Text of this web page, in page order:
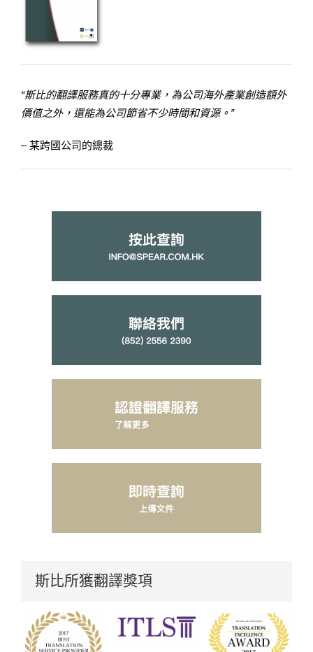
“斯比的翻譯服務真的十分專業，為公司海外產業創造額外
價值之外，還能為公司節省不少時間和資源。”
– 某跨國公司的總裁
斯比所獲翻譯獎項